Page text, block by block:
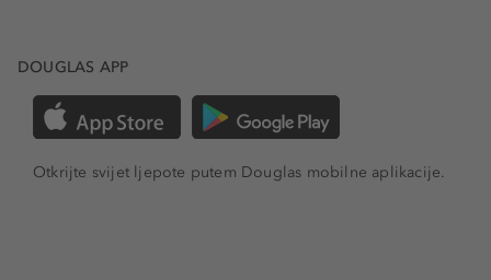
DOUGLAS APP
Otkrijte svijet ljepote putem Douglas mobilne aplikacije.